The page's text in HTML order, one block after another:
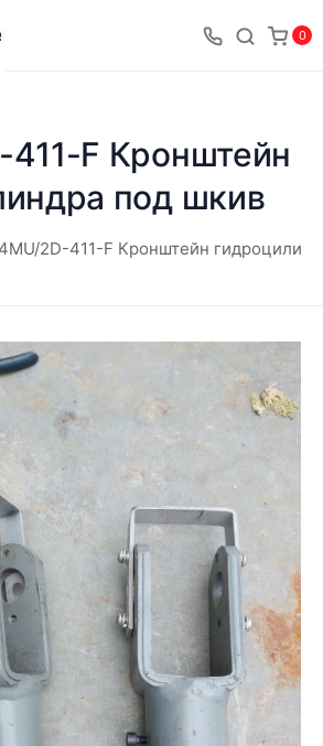
0
411-F Кронштейн
под шкив
2D-411-F Кронштейн